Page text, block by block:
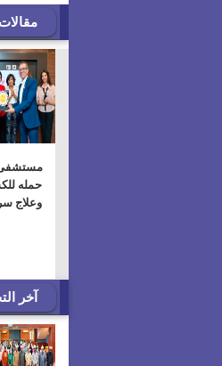
مستشفى
حمله
وعلاج
آخر